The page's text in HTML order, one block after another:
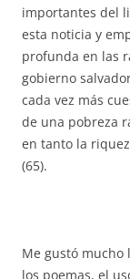
importantes del
esta noticia y
profunda en las
gobierno
cada vez más
de una pobreza
en tanto la
(65).
Me gustó mucho
los poemas, el